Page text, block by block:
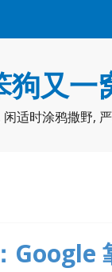
狗又一
适时涂鸦撒野,
Google